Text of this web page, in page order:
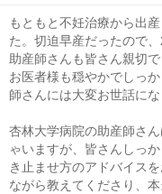
もともと不妊治療から出
た。切迫早産だったので
助産師さんも皆さん親切で
お医者様も穏やかでしっ
師さんには大変お世話にな
杏林大学病院の助産師さ
ゃいますが、皆さんしっ
き止ませ方のアドバイス
ながら教えてくださり、